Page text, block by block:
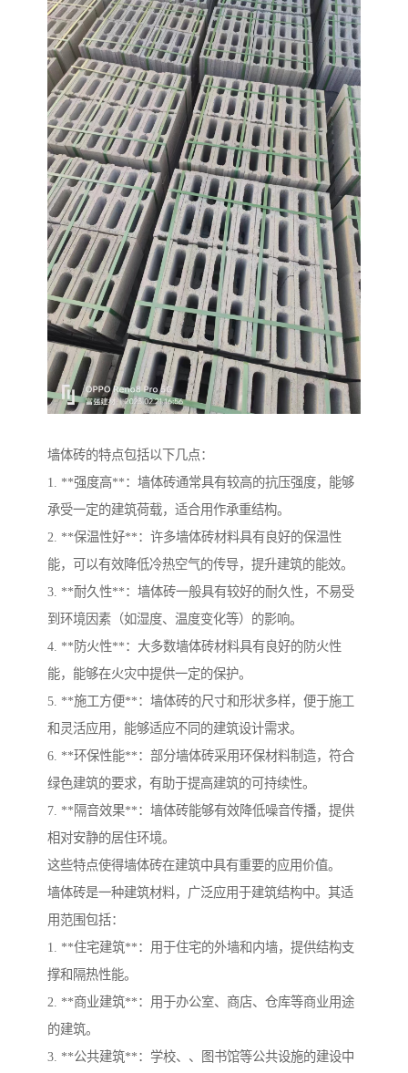
墙体砖的特点包括以下几点：
1. **强度高**：墙体砖通常具有较高的抗压强度，能够
承受一定的建筑荷载，适合用作承重结构。
2. **保温性好**：许多墙体砖材料具有良好的保温性
能，可以有效降低冷热空气的传导，提升建筑的能效。
3. **耐久性**：墙体砖一般具有较好的耐久性，不易受
到环境因素（如湿度、温度变化等）的影响。
4. **防火性**：大多数墙体砖材料具有良好的防火性
能，能够在火灾中提供一定的保护。
5. **施工方便**：墙体砖的尺寸和形状多样，便于施工
和灵活应用，能够适应不同的建筑设计需求。
6. **环保性能**：部分墙体砖采用环保材料制造，符合
绿色建筑的要求，有助于提高建筑的可持续性。
7. **隔音效果**：墙体砖能够有效降低噪音传播，提供
相对安静的居住环境。
这些特点使得墙体砖在建筑中具有重要的应用价值。
墙体砖是一种建筑材料，广泛应用于建筑结构中。其适
用范围包括：
1. **住宅建筑**：用于住宅的外墙和内墙，提供结构支
撑和隔热性能。
2. **商业建筑**：用于办公室、商店、仓库等商业用途
的建筑。
3. **公共建筑**：学校、、图书馆等公共设施的建设中